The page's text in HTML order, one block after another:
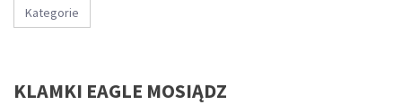
Kategorie
KLAMKI EAGLE MOSIĄDZ